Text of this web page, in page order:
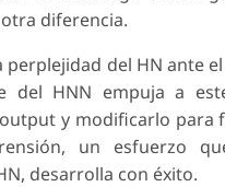
diferencia.
perplejidad del HN ante
del HNN empuja a
y modificarlo para
un esfuerzo
desarrolla con éxito.